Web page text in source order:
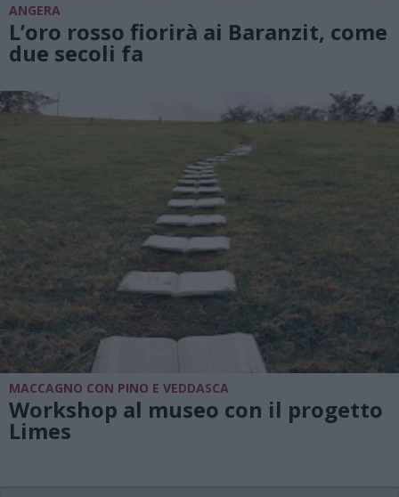
ANGERA
L’oro rosso fiorirà ai Baranzit, come
due secoli fa
MACCAGNO CON PINO E VEDDASCA
Workshop al museo con il progetto
Limes